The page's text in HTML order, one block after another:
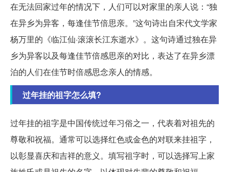
在无法回家过年的情况下，人们可以对家里的亲人说：“独
在异乡为异客，每逢佳节倍思亲。”这句诗出自宋代文学家
杨万里的《临江仙·滚滚长江东逝水》。这句诗通过独在异
乡为异客以及每逢佳节倍感思亲的对比，表达了在异乡漂
泊的人们在佳节时倍感思念亲人的情感。
过年挂的祖字怎么填?
过年挂的祖字是中国传统过年习俗之一，代表着对祖先的
尊敬和祝福。通常可以选择红色或金色的对联来挂祖字，
以彰显喜庆和吉祥的意义。填写祖字时，可以选择写上家